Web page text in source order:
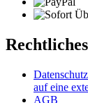
Rechtliches
auf eine
AGB